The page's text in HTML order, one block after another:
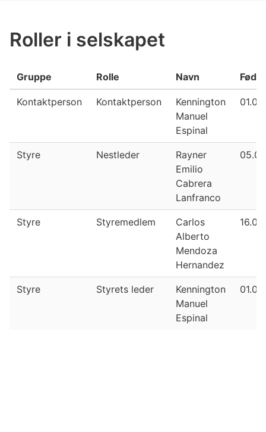
Roller i selskapet
Gruppe Rolle Navn
Kontaktperson Kontaktperson
Kennington
Manuel
Espinal
Styre Nestleder
Rayner
Emilio
Cabrera
Lanfranco
Styre Styremedlem
Carlos
Alberto
Mendoza
Hernandez
Styre Styrets leder
Kennington
Manuel
Espinal